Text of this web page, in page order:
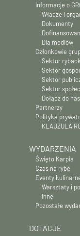
Informacje o
Władze i
Dokumenty
Dla mediów
Członkowie
Sektor
Sektor
Sektor
Sektor
Dołącz do nas
Partnerzy
Polityka
KLAUZULA
WYDARZENIA
Święto Karpia
Czas na rybę
Eventy
Warsztaty i
Inne
Pozostałe
DOTACJE